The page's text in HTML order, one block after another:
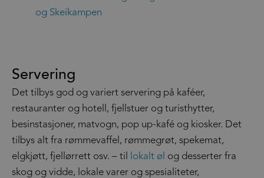
og Skeikampen
Servering
Det tilbys god og variert servering på kaféer,
restauranter og hotell, fjellstuer og turisthytter,
besinstasjoner, matvogn, pop up-kafé og kiosker. Det
tilbys alt fra rømmevaffel, rømmegrøt, spekemat,
elgkjøtt, fjellørrett osv. – til
lokalt øl og desserter fra
skog og vidde, lokale varer og spesialiteter,